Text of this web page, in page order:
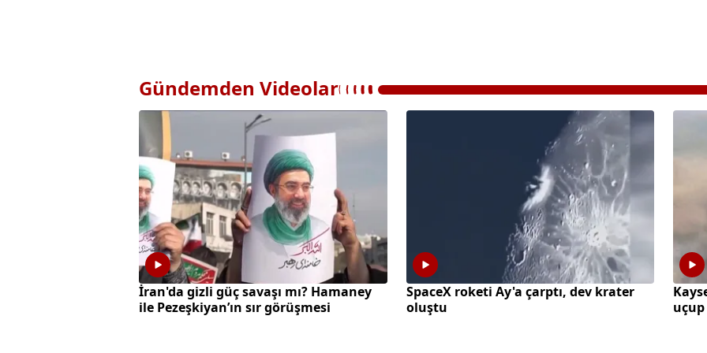
Gündemden Videolar
İran'da gizli güç savaşı mı? Hamaney
ile Pezeşkiyan’ın sır görüşmesi
SpaceX roketi Ay'a çarptı, dev krater
oluştu